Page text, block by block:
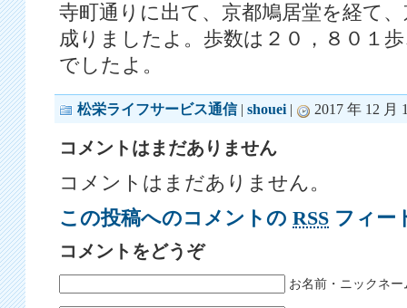
寺町通りに出て、京都鳩居堂を経て
成りましたよ。歩数は２０，８０１
でしたよ。
松栄ライフサービス通信 | shouei | 2017 年 12 月
コメントはまだありません
コメントはまだありません。
この投稿へのコメントの RSS フィー
コメントをどうぞ
お名前・ニックネー